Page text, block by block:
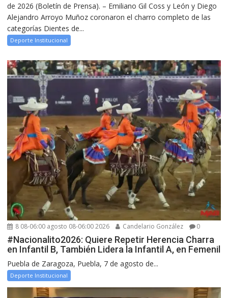
de 2026 (Boletín de Prensa). – Emiliano Gil Coss y León y Diego
Alejandro Arroyo Muñoz coronaron el charro completo de las
categorías Dientes de...
Deporte Institucional
8 08-06:00 agosto 08-06:00 2026 Candelario González 0
#Nacionalito2026: Quiere Repetir Herencia Charra
en Infantil B, También Lidera la Infantil A, en Femenil
Puebla de Zaragoza, Puebla, 7 de agosto de...
Deporte Institucional